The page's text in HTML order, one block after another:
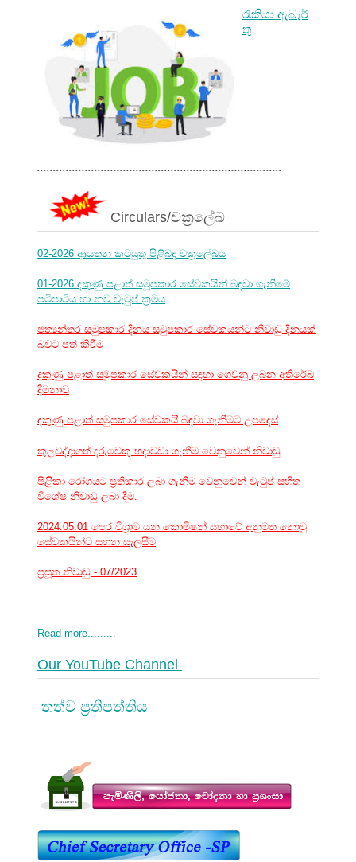
රැකියා ඇබෑර්
තු
.............................................................................
Circulars/චක්‍රලේඛ
02-2026 ආයතන කටයුතු පිළිබඳ චක්‍රලේඛය
01-2026 දකුණු පළාත් සමූපකාර සේවකයින් බඳවා ගැනීමේ
පටිපාටිය හා නව වැටුප් ක්‍රමය
ජත්‍යන්තර සමුපකාර දිනය සමුපකාර සේවකයන්ට නිවාඩු දිනයක්
බවට පත් කිරීම
දකුණු පළාත් සමූපකාර සේවකයින් සඳහා ගෙවනු ලබන අතිරේඛ
දීමනාව
දකුණු පළාත් සමුපකාර සේවකයි් බඳවා ගැනීමට උපදෙස්
කුලවද්දාගත් දරුවෙකු හදාවඩා ගැනීම වෙනුවෙන් නිවාඩු
පිළිිකා රෝගයට ප්‍රතිකාර ලබා ගැනීම වෙනුවෙන් වැටුප් සහිත
විශේෂ නිවාඩු ලබා දීම.
2024.05.01 පෙර විශ්‍රාම යන කොමිෂන් සභාවේ අනුමත නොවූ
සේවකයින්ට සහන සැලසීම
ප්‍රසූත නිවාඩු - 07/2023
Read more.........
Our YouTube Channel
තත්ව ප්‍රතිපත්තිය